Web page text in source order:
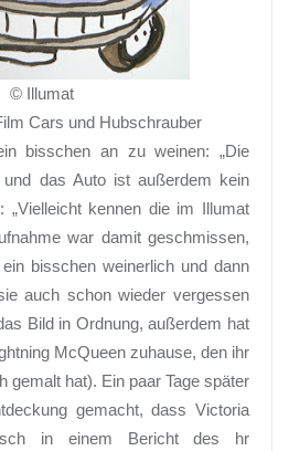
© Illumat
Cars und Hubschrauber
bisschen an zu weinen: „Die
das Auto ist außerdem kein
„Vielleicht kennen die im Illumat
war damit geschmissen,
bisschen weinerlich und dann
auch schon wieder vergessen
Bild in Ordnung, außerdem hat
McQueen zuhause, den ihr
gemalt hat). Ein paar Tage später
gemacht, dass Victoria
in einem Bericht des hr